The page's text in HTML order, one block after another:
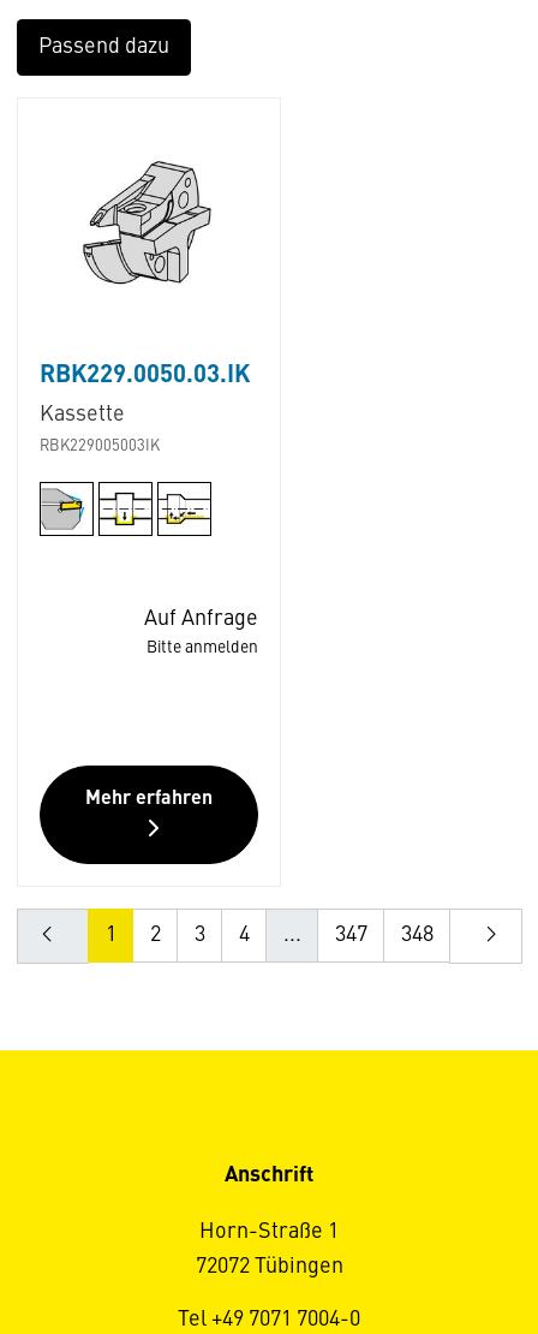
Passend dazu
RBK229.0050.03.IK
Kassette
RBK229005003IK
Auf Anfrage
Bitte anmelden
Mehr erfahren
1 2 3 4 ... 347 348
Anschrift
Horn-Straße 1
72072 Tübingen
Tel +49 7071 7004-0